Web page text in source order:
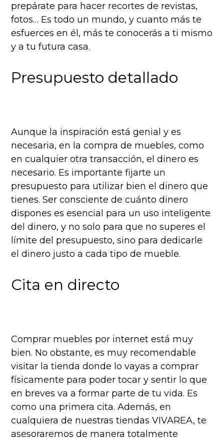
prepárate para hacer recortes de revistas,
fotos… Es todo un mundo, y cuanto más te
esfuerces en él, más te conocerás a ti mismo
y a tu futura casa.
Presupuesto detallado
Aunque la inspiración está genial y es
necesaria, en la compra de muebles, como
en cualquier otra transacción, el dinero es
necesario. Es importante fijarte un
presupuesto para utilizar bien el dinero que
tienes. Ser consciente de cuánto dinero
dispones es esencial para un uso inteligente
del dinero, y no solo para que no superes el
límite del presupuesto, sino para dedicarle
el dinero justo a cada tipo de mueble.
Cita en directo
Comprar muebles por internet está muy
bien. No obstante, es muy recomendable
visitar la tienda donde lo vayas a comprar
físicamente para poder tocar y sentir lo que
en breves va a formar parte de tu vida. Es
como una primera cita. Además, en
cualquiera de nuestras tiendas VIVAREA, te
asesoraremos de manera totalmente